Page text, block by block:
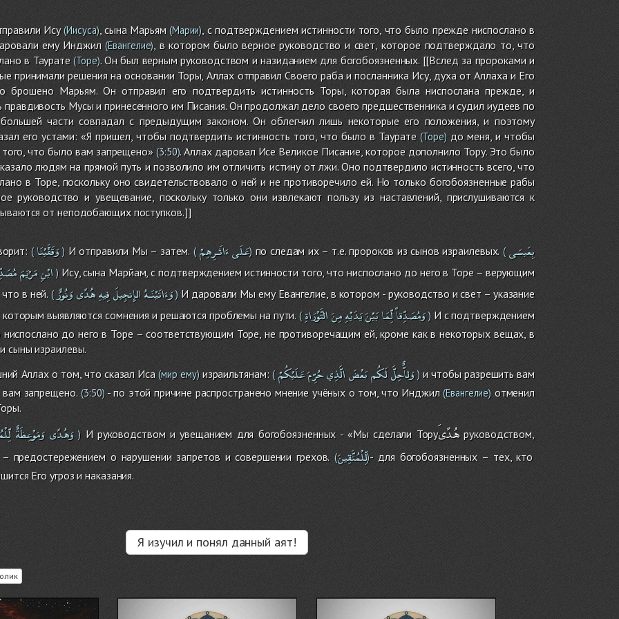
Ису(Иисуса), сына Марьям(Марии) , с подтверждением истинности того, что было прежде ниспослано в
ему Инджил(Евангелие) , в котором было верное руководство и свет, которое подтверждало то, что
в Таурате(Торе). Он был верным руководством и назиданием для богобоязненных. [[Вслед за пророками и
принимали решения на основании Торы, Аллах отправил Своего раба и посланника Ису, духа от Аллаха и Его
брошено Марьям. Он отправил его подтвердить истинность Торы, которая была ниспослана прежде, и
правдивость Мусы и принесенного им Писания. Он продолжал дело своего предшественника и судил иудеев по
части совпадал с предыдущим законом. Он облегчил лишь некоторые его положения, и поэтому
его устами: «Я пришел, чтобы подтвердить истинность того, что было в Таурате(Торе)до меня, и чтобы
что было вам запрещено»(3:50). Аллах даровал Исе Великое Писание, которое дополнило Тору. Это было
людям на прямой путь и позволило им отличить истину от лжи. Оно подтвердило истинность всего, что
в Торе, поскольку оно свидетельствовало о ней и не противоречило ей. Но только богобоязненные рабы
руководство и увещевание, поскольку только они извлекают пользу из наставлений, прислушиваются к
от неподобающих поступков.]]
( وَقَفَّيْنَا) И отправили Мы – затем. ( عَلَىءَاثَـرِهِمْ )по следам их – т.е. пророков из сынов израилевых. ( بِعَيسَى
ابْنِمَرْيَمَ )Ису, сына Марйам, с подтверждением истинности того, что ниспослано до него в Торе – верующим
в ней. ( وَءَاتَيْنَـهُالإِنجِيلَفِيهِهُدًىوَنُورٌ ) И даровали Мы ему Евангелие, в котором - руководство и свет – указание
которым выявляются сомнения и решаются проблемы на пути. ( وَمُصَدِّقاًلِّمَابَيْنَيَدَيْهِمِنَالتَّوْرَاةِ )И с подтверждением
ниспослано до него в Торе – соответствующим Торе, не противоречащим ей, кроме как в некоторых вещах, в
сыны израилевы.
Аллах о том, что сказал Иса (мир ему)израильтянам:( وَلاٌّحِلَّلَكُمبَعْضَالَّذِيحُرِّمَعَلَيْكُمْ ) и чтобы разрешить вам
вам запрещено. (3:50)- по этой причине распространено мнение учёных о том, что Инджил(Евангелие) отменил
وَهُدًى وَمَوْعِظَةٌ ) И руководством и увещанием для богобоязненных - «Мы сделали Торуَهُدًىруководством,
предостережением о нарушении запретов и совершении грехов. (لِّلْمُتَّقِينَ)- для богобоязненных – тех, кто
Его угроз и наказания.
Я изучил и понял данный аят!